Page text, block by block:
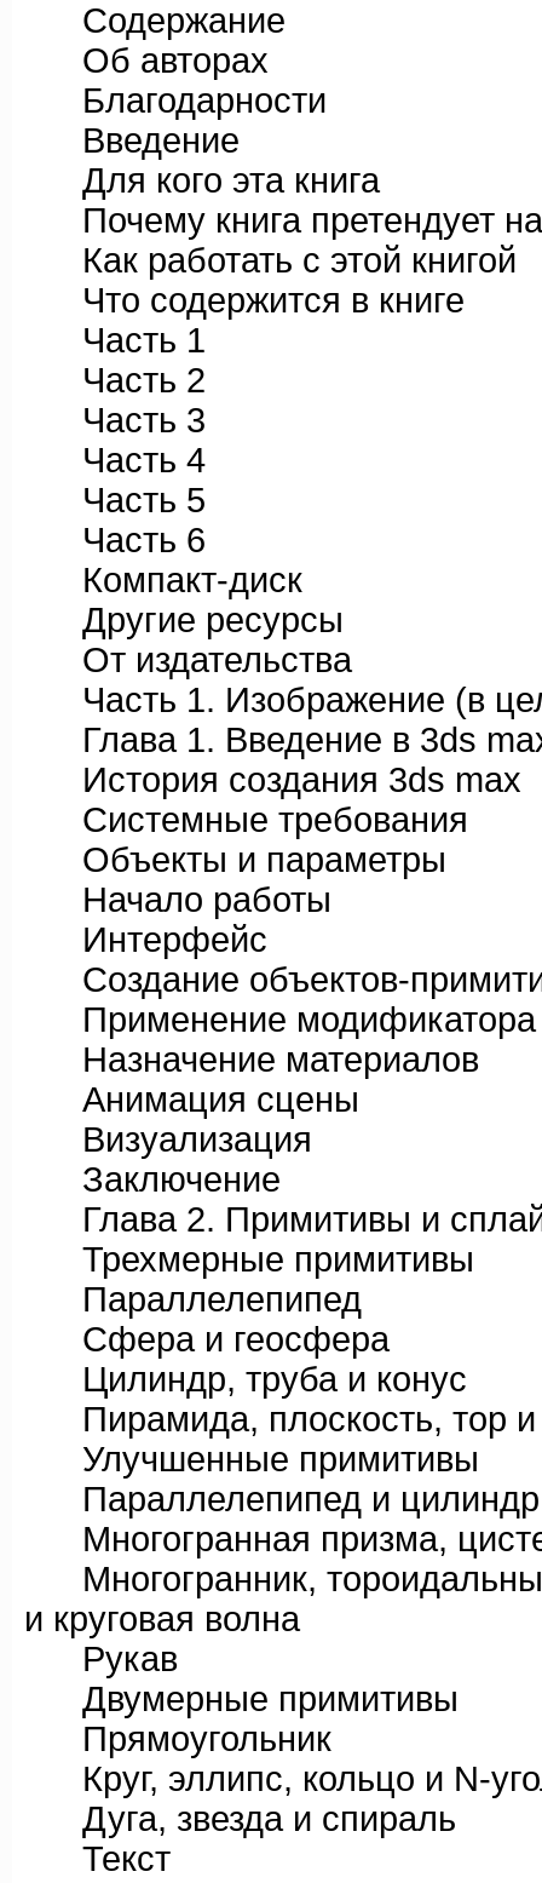
Содержание
Об авторах
Благодарности
Введение
Для кого эта книга
Почему книга претендует
Как работать с этой книгой
Что содержится в книге
Часть 1
Часть 2
Часть 3
Часть 4
Часть 5
Часть 6
Компакт-диск
Другие ресурсы
От издательства
Часть 1. Изображение (в
Глава 1. Введение в 3ds
История создания 3ds max
Системные требования
Объекты и параметры
Начало работы
Интерфейс
Создание объектов-
Применение модификатора
Назначение материалов
Анимация сцены
Визуализация
Заключение
Глава 2. Примитивы и
Трехмерные примитивы
Параллелепипед
Сфера и геосфера
Цилиндр, труба и конус
Пирамида, плоскость, тор и
Улучшенные примитивы
Параллелепипед и цилиндр
Многогранная призма,
Многогранник,
и круговая волна
Рукав
Двумерные примитивы
Прямоугольник
Круг, эллипс, кольцо и N-
Дуга, звезда и спираль
Текст